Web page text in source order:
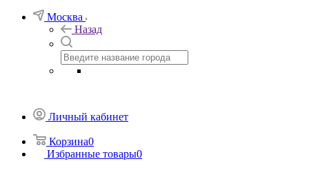
Москва
Назад
Личный кабинет
Корзина0
Избранные товары0